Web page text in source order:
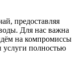
предоставляя
Для нас важна
на компромиссы
услуги полностью